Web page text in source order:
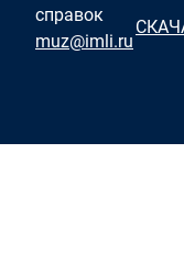
справок
muz@imli.ru